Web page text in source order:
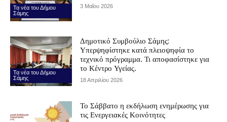
Τα νέα του Δήμου
Σάμης
3 Μαΐου 2026
Τα νέα του Δήμου
Σάμης
Δημοτικό Συμβούλιο Σάμης:
Υπερψηφίστηκε κατά πλειοψηφία το
τεχνικό πρόγραμμα. Τι αποφασίστηκε για
το Κέντρο Υγείας.
18 Απριλίου 2026
Το Σάββατο η εκδήλωση ενημέρωσης για
τις Ενεργειακές Κοινότητες